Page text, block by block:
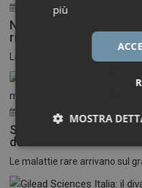
30 Luglio 2026
Neuroinfiammazione,
ricercatori under 40
La Fondazione Francesco della
17 Luglio 2026
Stati Uniti: nasce il
dedicato alle malattie
Le malattie rare arrivano sul
più
MOSTRA
Necessari